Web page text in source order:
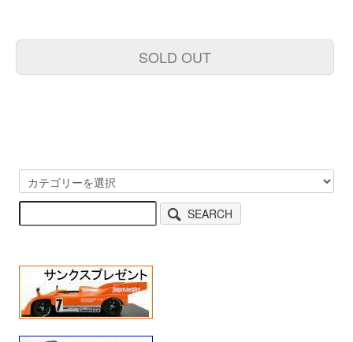
SOLD OUT
SEARCH